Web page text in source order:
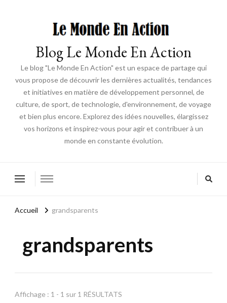
Blog Le Monde En Action
Le blog "Le Monde En Action" est un espace de partage qui
vous propose de découvrir les dernières actualités, tendances
et initiatives en matière de développement personnel, de
culture, de sport, de technologie, d'environnement, de voyage
et bien plus encore. Explorez des idées nouvelles, élargissez
vos horizons et inspirez-vous pour agir et contribuer à un
monde en constante évolution.
Accueil grandsparents
grandsparents
Affichage : 1 - 1 sur 1 RÉSULTATS